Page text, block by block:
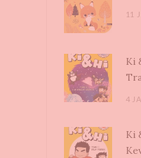
11
Ki
4
Ki